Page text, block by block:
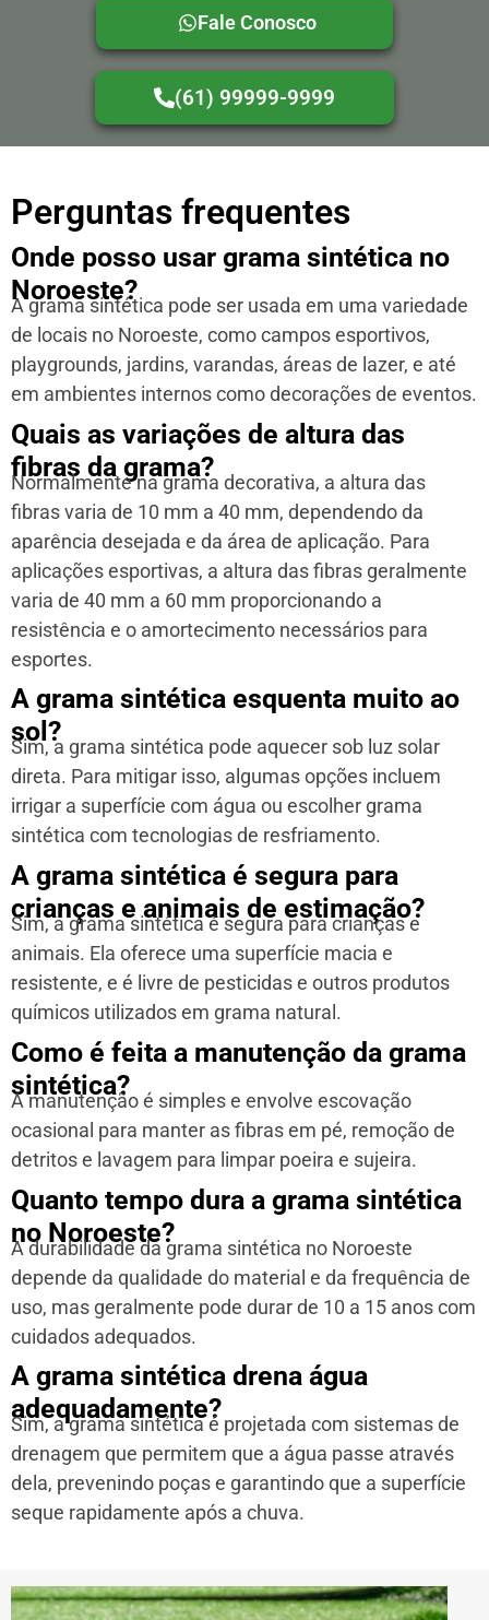
Fale Conosco
(61) 99999-9999
Perguntas frequentes
Onde posso usar grama sintética no
Noroeste?
A grama sintética pode ser usada em uma variedade
de locais no Noroeste, como campos esportivos,
playgrounds, jardins, varandas, áreas de lazer, e até
em ambientes internos como decorações de eventos.
Quais as variações de altura das
fibras da grama?
Normalmente na grama decorativa, a altura das
fibras varia de 10 mm a 40 mm, dependendo da
aparência desejada e da área de aplicação. Para
aplicações esportivas, a altura das fibras geralmente
varia de 40 mm a 60 mm proporcionando a
resistência e o amortecimento necessários para
esportes.
A grama sintética esquenta muito ao
sol?
Sim, a grama sintética pode aquecer sob luz solar
direta. Para mitigar isso, algumas opções incluem
irrigar a superfície com água ou escolher grama
sintética com tecnologias de resfriamento.
A grama sintética é segura para
crianças e animais de estimação?
Sim, a grama sintética é segura para crianças e
animais. Ela oferece uma superfície macia e
resistente, e é livre de pesticidas e outros produtos
químicos utilizados em grama natural.
Como é feita a manutenção da grama
sintética?
A manutenção é simples e envolve escovação
ocasional para manter as fibras em pé, remoção de
detritos e lavagem para limpar poeira e sujeira.
Quanto tempo dura a grama sintética
no Noroeste?
A durabilidade da grama sintética no Noroeste
depende da qualidade do material e da frequência de
uso, mas geralmente pode durar de 10 a 15 anos com
cuidados adequados.
A grama sintética drena água
adequadamente?
Sim, a grama sintética é projetada com sistemas de
drenagem que permitem que a água passe através
dela, prevenindo poças e garantindo que a superfície
seque rapidamente após a chuva.